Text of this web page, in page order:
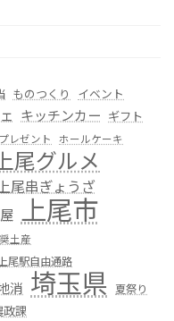
ものつくり イベント
キッチンカー ギフト
プレゼント
ホールケーキ
尾グルメ
尾串ぎょうざ
上尾市
土産
尾駅自由通路
消 埼玉県 夏祭り
政課